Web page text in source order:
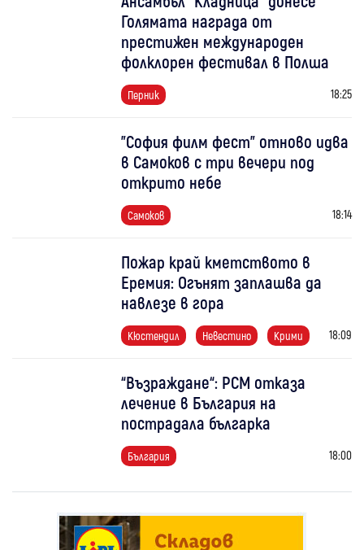
Голямата награда от
престижен международен
фолклорен фестивал в Полша
Перник 18:25
"София филм фест" отново идва
в Самоков с три вечери под
открито небе
Самоков 18:14
Пожар край кметството в
Еремия: Огънят заплашва да
навлезе в гора
Кюстендил Невестино Крими 18:09
“Възраждане“: РСМ отказа
лечение в България на
пострадала българка
България 18:00